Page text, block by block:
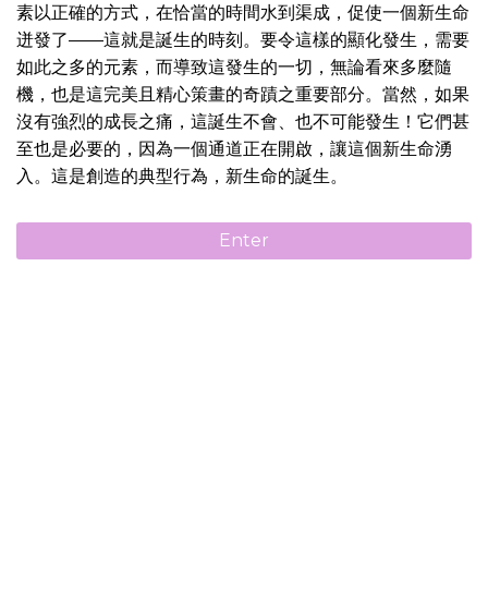
素以正確的方式，在恰當的時間水到渠成，促使一個新生命
迸發了——這就是誕生的時刻。要令這樣的顯化發生，需要
如此之多的元素，而導致這發生的一切，無論看來多麼隨
機，也是這完美且精心策畫的奇蹟之重要部分。當然，如果
沒有強烈的成長之痛，這誕生不會、也不可能發生！它們甚
至也是必要的，因為一個通道正在開啟，讓這個新生命湧
入。這是創造的典型行為，新生命的誕生。
Enter